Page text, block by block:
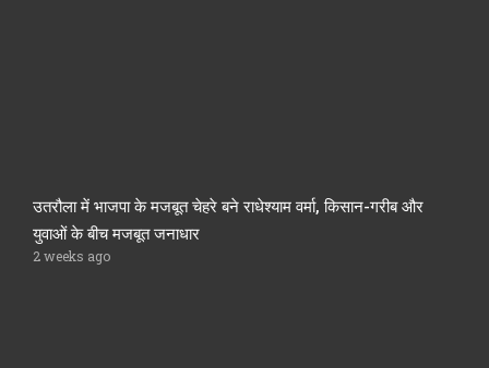
उतरौला में भाजपा के मजबूत चेहरे बने राधेश्याम वर्मा, किसान-गरीब और
युवाओं के बीच मजबूत जनाधार
2 weeks ago